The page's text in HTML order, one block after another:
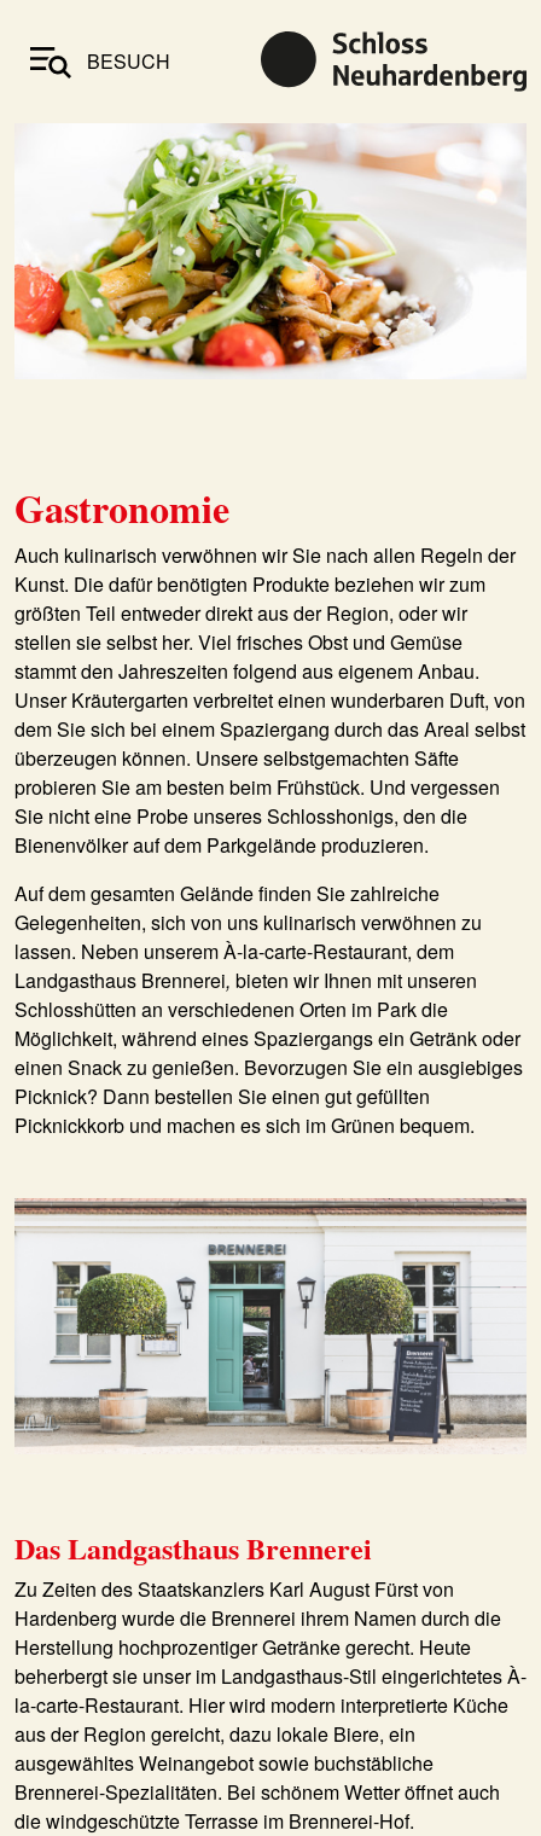
BESUCH
Gastronomie
Auch kulinarisch verwöhnen wir Sie nach allen Regeln der
Kunst. Die dafür benötigten Produkte beziehen wir zum
größten Teil entweder direkt aus der Region, oder wir
stellen sie selbst her. Viel frisches Obst und Gemüse
stammt den Jahreszeiten folgend aus eigenem Anbau.
Unser Kräutergarten verbreitet einen wunderbaren Duft, von
dem Sie sich bei einem Spaziergang durch das Areal selbst
überzeugen können. Unsere selbstgemachten Säfte
probieren Sie am besten beim Frühstück. Und vergessen
Sie nicht eine Probe unseres Schlosshonigs, den die
Bienenvölker auf dem Parkgelände produzieren.
Auf dem gesamten Gelände finden Sie zahlreiche
Gelegenheiten, sich von uns kulinarisch verwöhnen zu
lassen. Neben unserem À-la-carte-Restaurant, dem
Landgasthaus Brennerei, bieten wir Ihnen mit unseren
Schlosshütten an verschiedenen Orten im Park die
Möglichkeit, während eines Spaziergangs ein Getränk oder
einen Snack zu genießen. Bevorzugen Sie ein ausgiebiges
Picknick? Dann bestellen Sie einen gut gefüllten
Picknickkorb und machen es sich im Grünen bequem.
Das Landgasthaus Brennerei
Zu Zeiten des Staatskanzlers Karl August Fürst von
Hardenberg wurde die Brennerei ihrem Namen durch die
Herstellung hochprozentiger Getränke gerecht. Heute
beherbergt sie unser im Landgasthaus-Stil eingerichtetes À-
la-carte-Restaurant. Hier wird modern interpretierte Küche
aus der Region gereicht, dazu lokale Biere, ein
ausgewähltes Weinangebot sowie buchstäbliche
Brennerei-Spezialitäten. Bei schönem Wetter öffnet auch
die windgeschützte Terrasse im Brennerei-Hof.